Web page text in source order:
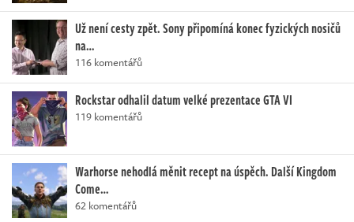
Už není cesty zpět. Sony připomíná konec fyzických nosičů
na…
116 komentářů
Rockstar odhalil datum velké prezentace GTA VI
119 komentářů
Warhorse nehodlá měnit recept na úspěch. Další Kingdom
Come…
62 komentářů